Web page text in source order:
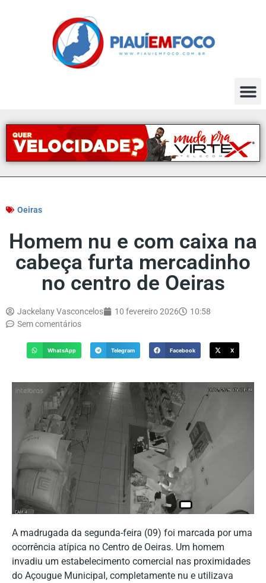
Oeiras
Homem nu e com caixa na
cabeça furta mercadinho
no centro de Oeiras
Jackelany Vasconcelos 10 fevereiro 2026
10:58
Sem comentários
WhatsApp Telegram Facebook X
A madrugada da segunda-feira (09) foi marcada por uma
ocorrência atípica no Centro de Oeiras. Um homem
invadiu um estabelecimento comercial nas proximidades
do Açougue Municipal, completamente nu e utilizava